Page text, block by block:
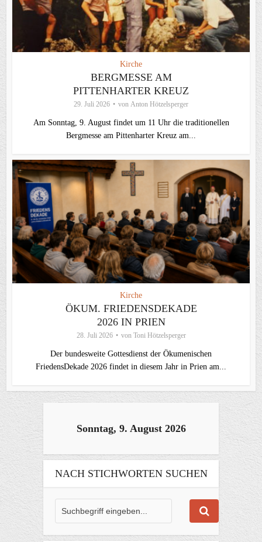
Kirche
BERGMESSE AM
PITTENHARTER KREUZ
29. Juli 2026 von Anton Hötzelsperger
Am Sonntag, 9. August findet um 11 Uhr die traditionellen
Bergmesse am Pittenharter Kreuz am...
Kirche
ÖKUM. FRIEDENSDEKADE
2026 IN PRIEN
28. Juli 2026 von Toni Hötzelsperger
Der bundesweite Gottesdienst der Ökumenischen
FriedensDekade 2026 findet in diesem Jahr in Prien am...
Sonntag, 9. August 2026
NACH STICHWORTEN SUCHEN